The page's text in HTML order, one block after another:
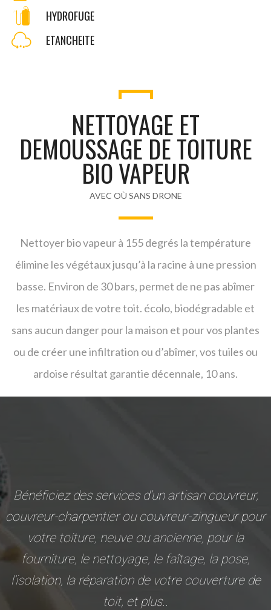
HYDROFUGE
ETANCHEITE
NETTOYAGE ET
DEMOUSSAGE DE TOITURE
BIO VAPEUR
AVEC OÙ SANS DRONE
Nettoyer bio vapeur à 155 degrés la température
élimine les végétaux jusqu’à la racine à une pression
basse. Environ de 30 bars, permet de ne pas abîmer
les matériaux de votre toit. écolo, biodégradable et
sans aucun danger pour la maison et pour vos plantes
ou de créer une infiltration ou d’abîmer, vos tuiles ou
ardoise résultat garantie décennale, 10 ans.
Bénéficiez des services d’un artisan couvreur,
couvreur-charpentier ou couvreur-zingueur pour
votre toiture, neuve ou ancienne, pour la
fourniture, le nettoyage, le faîtage, la pose,
l’isolation, la réparation de votre couverture de
toit, et plus..